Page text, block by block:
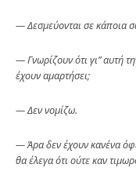
—Δεσμεύονται σε κάποια
—Γνωρίζουν ότι γι” αυτή
έχουν αμαρτήσει;
—Δεν νομίζω.
—Άρα δεν έχουν κανένα
θα έλεγα ότι ούτε καν